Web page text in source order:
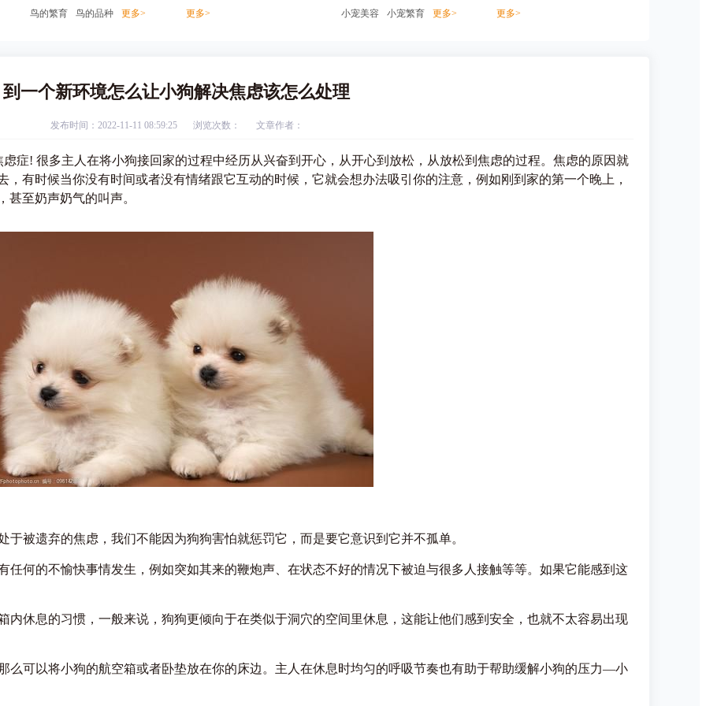
鸟的繁育 鸟的品种 更多> 更多> 小宠美容 小宠繁育 更多> 更多>
到一个新环境怎么让小狗解决焦虑该怎么处理
发布时间：2022-11-11 08:59:25 浏览次数： 文章作者：
! 很多主人在将小狗接回家的过程中经历从兴奋到开心，从开心到放松，从放松到焦虑的过程。焦虑的原因就
有时候当你没有时间或者没有情绪跟它互动的时候，它就会想办法吸引你的注意，例如刚到家的第一个晚上，
至奶声奶气的叫声。
遗弃的焦虑，我们不能因为狗狗害怕就惩罚它，而是要它意识到它并不孤单。
的不愉快事情发生，例如突如其来的鞭炮声、在状态不好的情况下被迫与很多人接触等等。如果它能感到这
息的习惯，一般来说，狗狗更倾向于在类似于洞穴的空间里休息，这能让他们感到安全，也就不太容易出现
以将小狗的航空箱或者卧垫放在你的床边。主人在休息时均匀的呼吸节奏也有助于帮助缓解小狗的压力—小